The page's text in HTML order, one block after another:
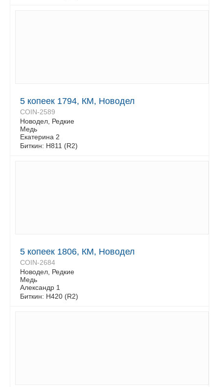
5 копеек 1794, КМ, Новодел
COIN-2589
Новодел, Редкие
Медь
Екатерина 2
Биткин: Н811 (R2)
5 копеек 1806, КМ, Новодел
COIN-2684
Новодел, Редкие
Медь
Александр 1
Биткин: Н420 (R2)